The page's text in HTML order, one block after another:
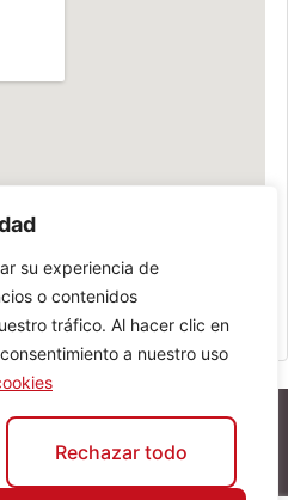
su experiencia de
o contenidos
tráfico. Al hacer clic en
a nuestro uso
Rechazar todo